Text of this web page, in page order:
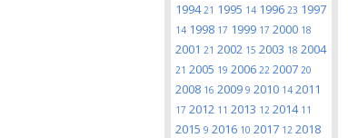
199421 1995 14 1996 23 1997
14 1998 17 1999 17 2000 18
2001 21 2002 15 2003 18 2004
21 2005 19 2006 22 2007 20
2008 16 2009 9 2010 14 2011
17 2012 11 2013 12 2014 11
2015 9 2016 10 2017 12 2018